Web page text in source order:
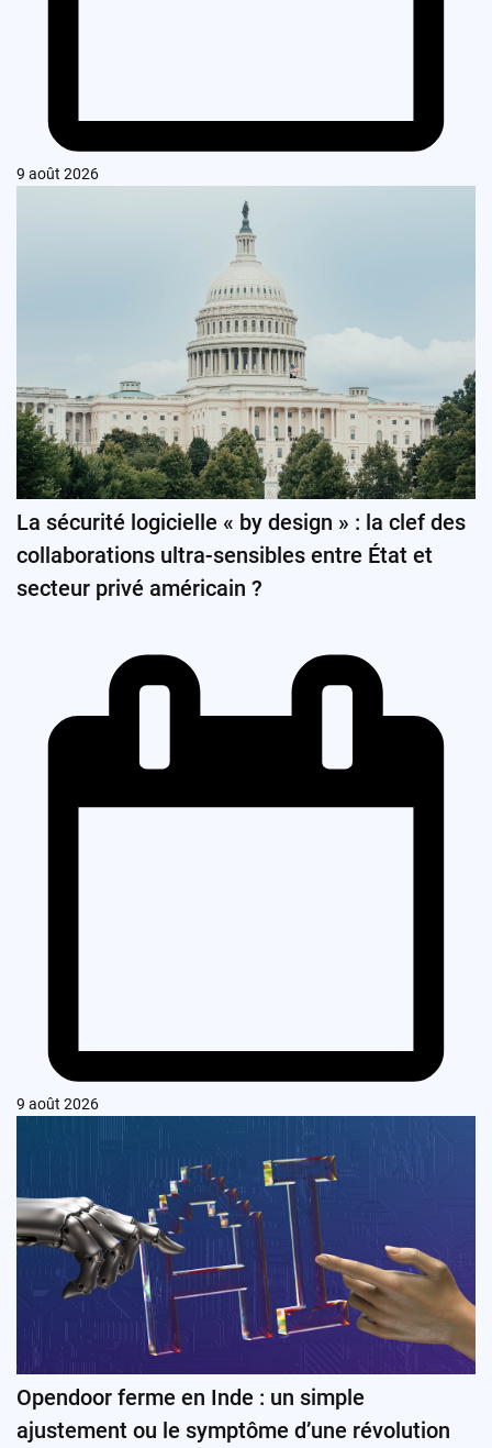
9 août 2026
La sécurité logicielle « by design » : la clef des
collaborations ultra-sensibles entre État et
secteur privé américain ?
9 août 2026
Opendoor ferme en Inde : un simple
ajustement ou le symptôme d’une révolution